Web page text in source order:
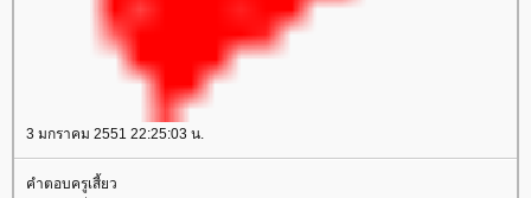
3 มกราคม 2551 22:25:03 น.
คำตอบครูเสี้ยว